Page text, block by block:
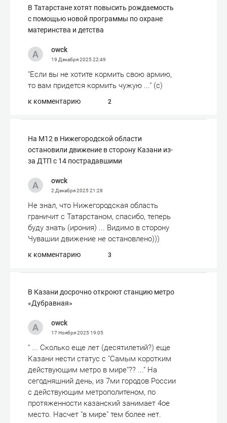
В Татарстане хотят повысить рождаемость
с помощью новой программы по охране
материнства и детства
owck
19 Декабря 202522:49
"Если вы не хотите кормить свою армию,
то вам придется кормить чужую ..." (с)
к комментарию 2
На М12 в Нижегородской области
остановили движение в сторону Казани из-
за ДТП с 14 пострадавшими
owck
2 Декабря 202521:28
Не знал, что Нижегородская область
граничит с Татарстаном, спасибо, теперь
буду знать (ирония) ... Видимо в сторону
Чувашии движение не остановлено)))
к комментарию 3
В Казани досрочно откроют станцию метро
«Дубравная»
owck
17 Ноября 202519:05
" ... Сколько еще лет (десятилетий?) еще
Казани нести статус с "Самым коротким
действующим метро в мире"?? ..." На
сегодняшний день, из 7ми городов России
с действующим метрополитеном, по
протяженности казанский занимает 4ое
место. Насчет "в мире" тем более нет.